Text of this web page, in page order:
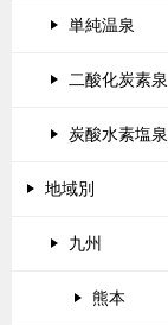
単純温泉
二酸化炭素泉
炭酸水素塩泉
地域別
九州
熊本